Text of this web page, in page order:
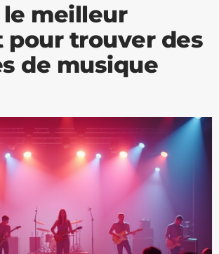
meilleur
pour trouver des
de musique